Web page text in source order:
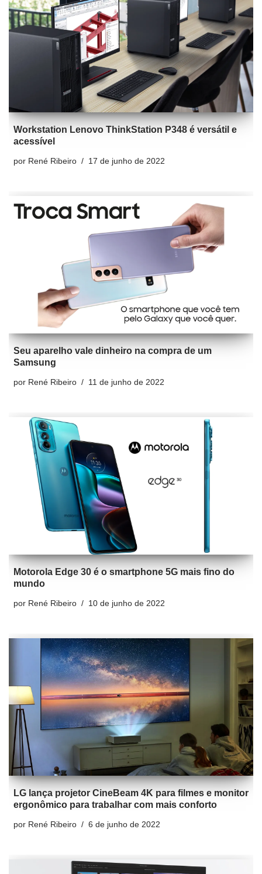
Workstation Lenovo ThinkStation P348 é versátil e
acessível
por René Ribeiro 17 de junho de 2022
Seu aparelho vale dinheiro na compra de um
Samsung
por René Ribeiro 11 de junho de 2022
Motorola Edge 30 é o smartphone 5G mais fino do
mundo
por René Ribeiro 10 de junho de 2022
LG lança projetor CineBeam 4K para filmes e monitor
ergonômico para trabalhar com mais conforto
por René Ribeiro 6 de junho de 2022